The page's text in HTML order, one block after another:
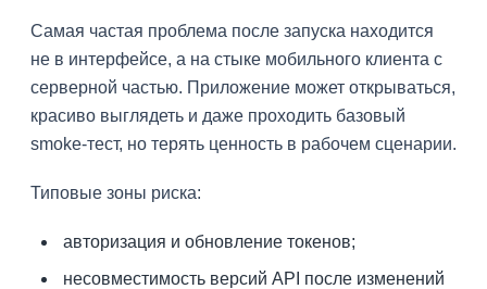
Самая частая проблема после запуска находится
не в интерфейсе, а на стыке мобильного клиента с
серверной частью. Приложение может открываться,
красиво выглядеть и даже проходить базовый
smoke-тест, но терять ценность в рабочем сценарии.
Типовые зоны риска:
авторизация и обновление токенов;
несовместимость версий API после изменений